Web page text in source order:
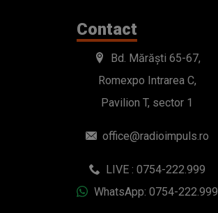
Contact
Bd. Mărăști 65-67,
Romexpo Intrarea C,
Pavilion T, sector 1
office@radioimpuls.ro
LIVE : 0754-222.999
WhatsApp: 0754-222.999